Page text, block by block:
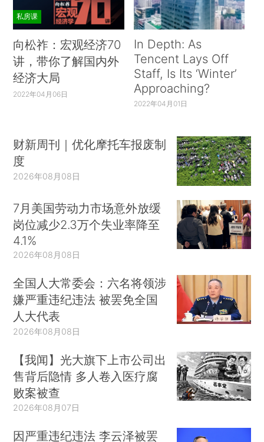
私房课
向松祚：宏观经济70
讲，带你了解国内外
经济大局
2022年04月06日
In Depth: As
Tencent Lays Off
Staff, Is Its ‘Winter’
Approaching?
2022年04月01日
财新周刊｜优化摩托车报废制
度
2026年08月08日
7月美国劳动力市场意外放缓
岗位减少2.3万个失业率降至
4.1%
2026年08月08日
全国人大常委会：六名将领涉
嫌严重违纪违法 被罢免全国
人大代表
2026年08月08日
【我闻】光大旗下上市公司出
售背后隐情 多人卷入医疗腐
败案被查
2026年08月07日
因严重违纪违法 李云泽被罢